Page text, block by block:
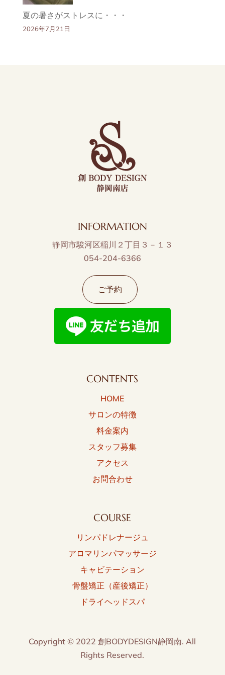
夏の暑さがストレスに・・・
2026年7月21日
INFORMATION
静岡市駿河区稲川２丁目３－１３
054-204-6366
ご予約
CONTENTS
HOME
サロンの特徴
料金案内
スタッフ募集
アクセス
お問合わせ
COURSE
リンパドレナージュ
アロマリンパマッサージ
キャビテーション
骨盤矯正（産後矯正）
ドライヘッドスパ
Copyright © 2022 創BODYDESIGN静岡南. All
Rights Reserved.